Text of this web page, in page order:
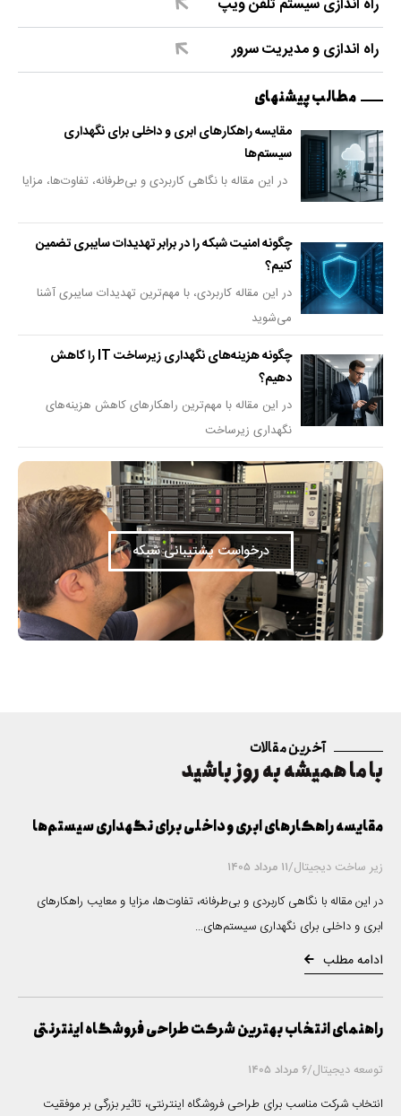
راه اندازی سیستم تلفن ویپ
راه اندازی و مدیریت سرور
مطالب پیشنهای
مقایسه راهکارهای ابری و داخلی برای نگهداری
سیستم‌ها
در این مقاله با نگاهی کاربردی و بی‌طرفانه، تفاوت‌ها، مزایا
چگونه امنیت شبکه را در برابر تهدیدات سایبری تضمین
کنیم؟
در این مقاله کاربردی، با مهم‌ترین تهدیدات سایبری آشنا
می‌شوید
چگونه هزینه‌های نگهداری زیرساخت IT را کاهش
دهیم؟
در این مقاله با مهم‌ترین راهکارهای کاهش هزینه‌های
نگهداری زیرساخت
درخواست پشتیبانی شبکه
آخرین مقالات
با ما همیشه به روز باشید
زیر ساخت دیجیتال/11 مرداد 1405
مقایسه راهکارهای ابری و داخلی برای نگهداری سیستم‌ها
در این مقاله با نگاهی کاربردی و بی‌طرفانه، تفاوت‌ها، مزایا و معایب راهکارهای
ابری و داخلی برای نگهداری سیستم‌های...
ادامه مطلب
توسعه دیجیتال/6 مرداد 1405
راهنمای انتخاب بهترین شرکت طراحی فروشگاه اینترنتی
انتخاب شرکت مناسب برای طراحی فروشگاه اینترنتی، تاثیر بزرگی بر موفقیت